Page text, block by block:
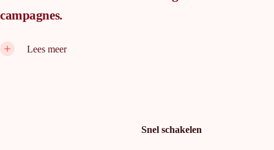
campagnes.
Het is ongeveer een jaar geleden dat de samenwerking tussen
Baktotaal Bouwhuis en Traffic Today ontstond. Baktotaal Bouwhuis
Door te kijken naar de opgebouwde data van de voorgaande jaren
Lees meer
Snel schakelen